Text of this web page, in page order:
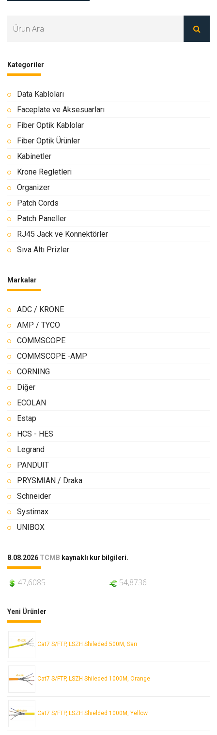
Kategoriler
Data Kabloları
Faceplate ve Aksesuarları
Fiber Optik Kablolar
Fiber Optik Ürünler
Kabinetler
Krone Regletleri
Organizer
Patch Cords
Patch Paneller
RJ45 Jack ve Konnektörler
Sıva Altı Prizler
Markalar
ADC / KRONE
AMP / TYCO
COMMSCOPE
COMMSCOPE -AMP
CORNING
Diğer
ECOLAN
Estap
HCS - HES
Legrand
PANDUIT
PRYSMIAN / Draka
Schneider
Systimax
UNIBOX
8.08.2026 TCMB kaynaklı kur bilgileri.
47,6085 54,8736
Yeni Ürünler
Cat7 S/FTP, LSZH Shileded 500M, Sarı
Cat7 S/FTP, LSZH Shileded 1000M, Orange
Cat7 S/FTP, LSZH Shielded 1000M, Yellow